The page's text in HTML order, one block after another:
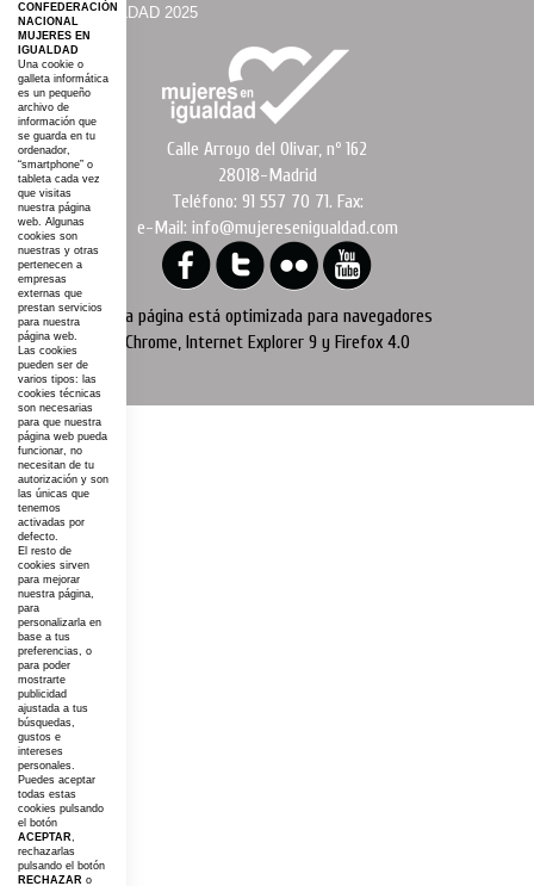
·#AGROIGUALDAD 2025
·Mapa web
Calle Arroyo del Olivar, nº 162
28018-Madrid
Teléfono: 91 557 70 71. Fax:
e-Mail: info@mujeresenigualdad.com
Esta página está optimizada para navegadores
Chrome, Internet Explorer 9 y Firefox 4.0
CONFEDERACIÓN
NACIONAL
MUJERES EN
IGUALDAD
Una cookie o
galleta informática
es un pequeño
archivo de
información que
se guarda en tu
ordenador,
“smartphone” o
tableta cada vez
que visitas
nuestra página
web. Algunas
cookies son
nuestras y otras
pertenecen a
empresas
externas que
prestan servicios
para nuestra
página web.
Las cookies
pueden ser de
varios tipos: las
cookies técnicas
son necesarias
para que nuestra
página web pueda
funcionar, no
necesitan de tu
autorización y son
las únicas que
tenemos
activadas por
defecto.
El resto de
cookies sirven
para mejorar
nuestra página,
para
personalizarla en
base a tus
preferencias, o
para poder
mostrarte
publicidad
ajustada a tus
búsquedas,
gustos e
intereses
personales.
Puedes aceptar
todas estas
cookies pulsando
el botón
ACEPTAR,
rechazarlas
pulsando el botón
RECHAZAR o